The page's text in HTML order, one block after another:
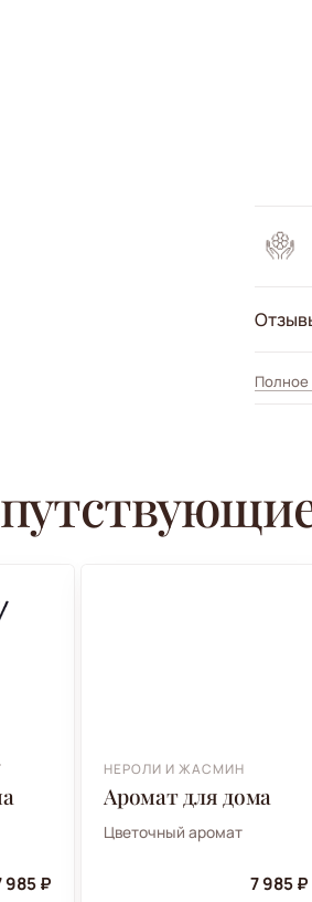
Полное
985 ₽
НЕРОЛИ И ЖАСМИН
Аромат для дома
Цветочный аромат
7 985 ₽